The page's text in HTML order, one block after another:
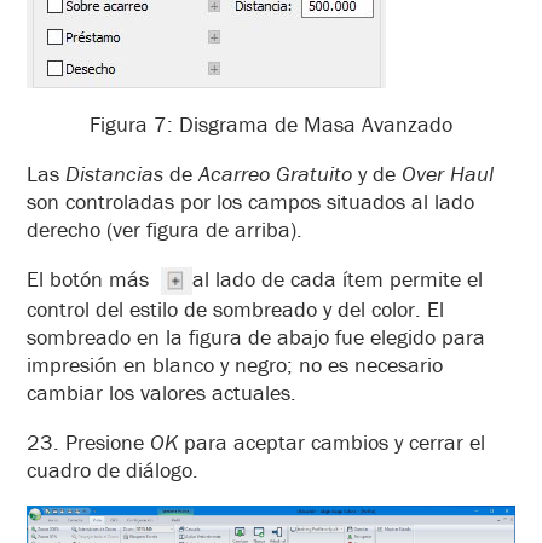
Figura 7: Disgrama de Masa Avanzado
Las Distancias deAcarreo Gratuito y de Over Haul
son controladas por los campos situados al lado
derecho (ver figura de arriba).
El botón más
al lado de cada ítem permite el
control del estilo de sombreado y del color. El
sombreado en la figura de abajo fue elegido para
impresión en blanco y negro; no es necesario
cambiar los valores actuales.
23. Presione OK para aceptar cambios y cerrar el
cuadro de diálogo.